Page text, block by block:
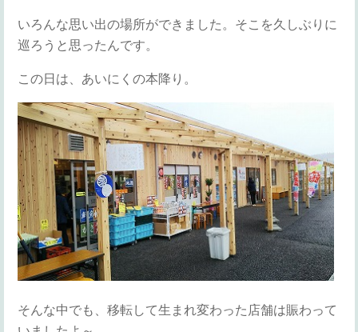
いろんな思い出の場所ができました。そこを久しぶりに
巡ろうと思ったんです。
この日は、あいにくの本降り。
そんな中でも、移転して生まれ変わった店舗は賑わって